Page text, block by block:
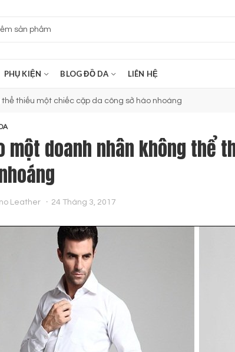
PHỤ KIỆN BLOG ĐỒ DA LIÊN HỆ
thiếu một chiếc cặp da công sở hào nhoáng
một doanh nhân không thể
Leather 24 Tháng 3, 2017